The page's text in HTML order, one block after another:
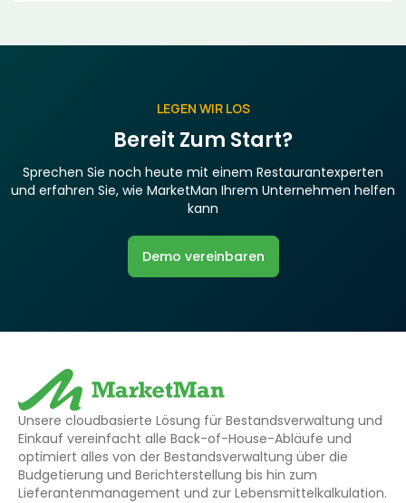
LEGEN WIR LOS
Bereit Zum Start?
Sprechen Sie noch heute mit einem Restaurantexperten
und erfahren Sie, wie MarketMan Ihrem Unternehmen helfen
kann
Demo vereinbaren
Unsere cloudbasierte Lösung für Bestandsverwaltung und
Einkauf vereinfacht alle Back-of-House-Abläufe und
optimiert alles von der Bestandsverwaltung über die
Budgetierung und Berichterstellung bis hin zum
Lieferantenmanagement und zur Lebensmittelkalkulation.